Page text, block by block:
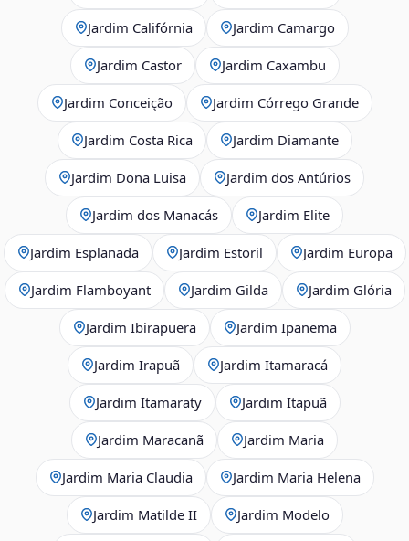
Jardim Califórnia Jardim Camargo
Jardim Castor Jardim Caxambu
Jardim Conceição Jardim Córrego Grande
Jardim Costa Rica Jardim Diamante
Jardim Dona Luisa Jardim dos Antúrios
Jardim dos Manacás Jardim Elite
Jardim Esplanada Jardim Estoril Jardim Europa
Jardim Flamboyant Jardim Gilda Jardim Glória
Jardim Ibirapuera Jardim Ipanema
Jardim Irapuã Jardim Itamaracá
Jardim Itamaraty Jardim Itapuã
Jardim Maracanã Jardim Maria
Jardim Maria Claudia Jardim Maria Helena
Jardim Matilde II Jardim Modelo